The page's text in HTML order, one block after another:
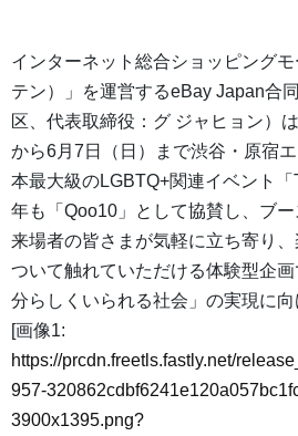
インターネット総合ショッピング
テン）」を運営するeBay Japan合
区、代表取締役：グ ジャヒョン）
から6月7日（日）まで渋谷・原宿
本最大級のLGBTQ+関連イベント
年も「Qoo10」として協賛し、ブー
来場者の皆さまが気軽に立ち寄り
ついて触れていただける体験型企
分らしくいられる社会」の実現に向
[画像1:
https://prcdn.freetls.fastly.net/
957-
3900x1395.png?